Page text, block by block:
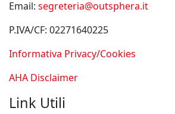
Email: segreteria@outsphera.it
P.IVA/CF: 02271640225
Informativa Privacy/Cookies
AHA Disclaimer
Link Utili